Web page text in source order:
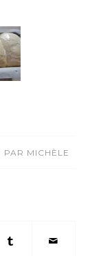
PAR MICHÈLE